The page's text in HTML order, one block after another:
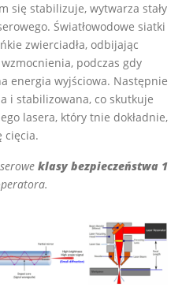
się stabilizuje, wytwarza stały
Światłowodowe siatki
zwierciadła, odbijając
podczas gdy
energia wyjściowa. Następnie
i stabilizowana, co skutkuje
lasera, który tnie dokładnie,
cięcia.
klasy bezpieczeństwa 1